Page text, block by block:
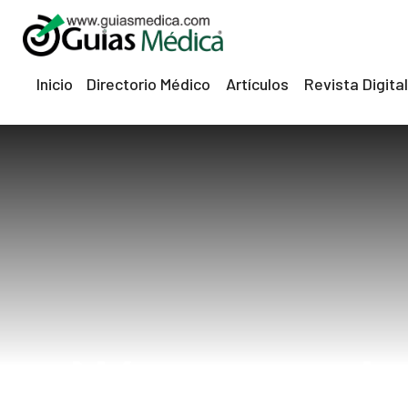
Inicio Directorio Médico Artículos Revista Digital